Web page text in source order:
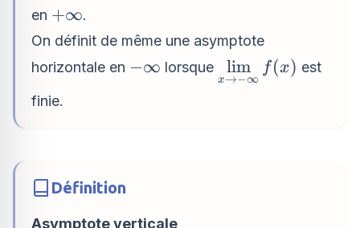
en +\infty
+∞.
On définit de même une asymptote
horizontale en -
−∞ lorsque
\to -\infty} f(x)
x→−∞
lim f (x) est
finie.
Définition
Asymptote verticale